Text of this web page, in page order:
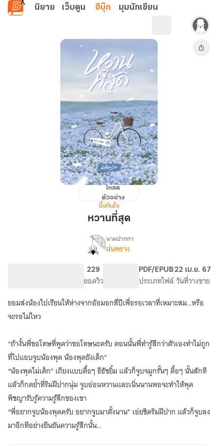
ข้ามไปยังเนื้อหาหลัก
นิยาย เว็บตูน อีบุ๊ก มุมนักเขียน
หวาน
โหลด
ตัวอย่าง
ซึ้งกินใจ
หวานที่สุด
เรื่อง
นามปากกา
ฝนพราง
229
ยอดวิว
PDF/EPUB
ประเภทไฟล์
22 เม.ย. 67
วันที่วางขาย
ยอมส่งน้องไปเรียนให้ห่างจากอ้อมอกสี่ปีเพื่อรอเวลาที่เหมาะสม…หรือ
จะรอไม่ไหว
“ถ้างั้นพี่ขอโทษที่พูดว่าขอโทษนะครับ ตอนนั้นพี่ทำรู้สึกว่าตัวเองทำไม่ถูก
ที่ไปแอบจูบน้องพุด น้องพุดยังเด็ก”
“น้องพุดไม่เด็ก” เถียงแบบดื้อๆ ธีธัชยิ้ม แล้วก็จูบจมูกรั้นๆ ดื้อๆ นั้นสักที
แล้วก็กดย้ำที่ริมฝีปากนุ่ม จูบอ่อนหวานและเนิ่นนานพอจะทำให้พุด
พิชญารับรู้ความรู้สึกของเขา
“พี่อยากจูบน้องพุดครับ อยากจูบมาตั้งนาน” เอ่ยชิดริมฝีปาก แล้วก็จูบลง
มาอีกทีอย่างยืนยันความรู้สึกนั้น